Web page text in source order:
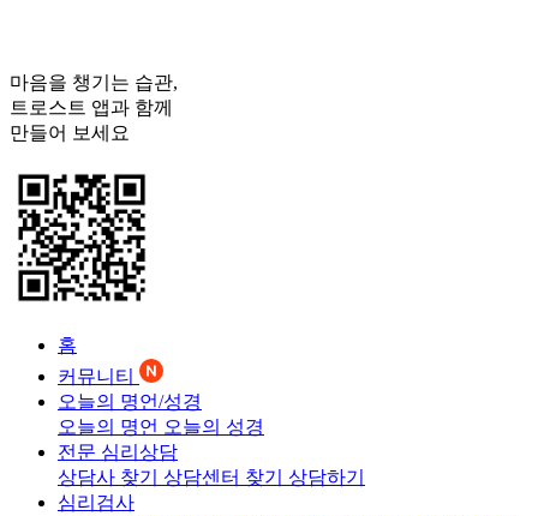
마음을 챙기는 습관,
트로스트 앱과 함께
만들어 보세요
홈
커뮤니티
오늘의 명언/성경
오늘의 명언 오늘의 성경
전문 심리상담
상담사 찾기 상담센터 찾기 상담하기
심리검사